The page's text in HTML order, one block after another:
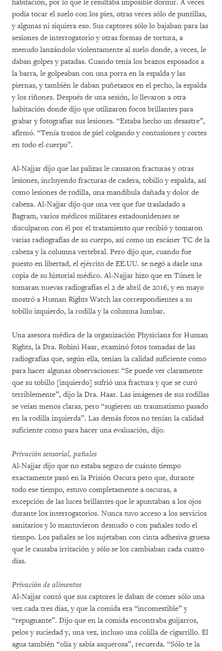
habitación, por lo que le resultaba imposible dormir. A veces
podía tocar el suelo con los pies, otras veces sólo de puntillas,
y algunas ni siquiera eso. Sus captores sólo lo bajaban para las
sesiones de interrogatorio y otras formas de tortura, a
menudo lanzándolo violentamente al suelo donde, a veces, le
daban golpes y patadas. Cuando tenía los brazos esposados a
la barra, le golpeaban con una porra en la espalda y las
piernas, y también le daban puñetazos en el pecho, la espalda
y los riñones. Después de una sesión, lo llevaron a otra
habitación donde dijo que utilizaron focos brillantes para
grabar y fotografiar sus lesiones. “Estaba hecho un desastre”,
afirmó. “Tenía trozos de piel colgando y contusiones y cortes
en todo el cuerpo”.
Al-Najjar dijo que las palizas le causaron fracturas y otras
lesiones, incluyendo fracturas de cadera, tobillo y espalda, así
como lesiones de rodilla, una mandíbula dañada y dolor de
cabeza. Al-Najjar dijo que una vez que fue trasladado a
Bagram, varios médicos militares estadounidenses se
disculparon con él por el tratamiento que recibió y tomaron
varias radiografías de su cuerpo, así como un escáner TC de la
cabeza y la columna vertebral. Pero dijo que, cuando fue
puesto en libertad, el ejército de EE.UU. se negó a darle una
copia de su historial médico. Al-Najjar hizo que en Túnez le
tomaran nuevas radiografías el 2 de abril de 2016, y en mayo
mostró a Human Rights Watch las correspondientes a su
tobillo izquierdo, la rodilla y la columna lumbar.
Una asesora médica de la organización Physicians for Human
Rights, la Dra. Rohini Haar, examinó fotos tomadas de las
radiografías que, según ella, tenían la calidad suficiente como
para hacer algunas observaciones: “Se puede ver claramente
que su tobillo [izquierdo] sufrió una fractura y que se curó
terriblemente”, dijo la Dra. Haar. Las imágenes de sus rodillas
se veían menos claras, pero “sugieren un traumatismo pasado
en la rodilla izquierda”. Las demás fotos no tenían la calidad
suficiente como para hacer una evaluación, dijo.
Privación sensorial, pañales
Al-Najjar dijo que no estaba seguro de cuánto tiempo
exactamente pasó en la Prisión Oscura pero que, durante
todo ese tiempo, estuvo completamente a oscuras, a
excepción de las luces brillantes que le apuntaban a los ojos
durante los interrogatorios. Nunca tuvo acceso a los servicios
sanitarios y lo mantuvieron desnudo o con pañales todo el
tiempo. Los pañales se los sujetaban con cinta adhesiva gruesa
que le causaba irritación y sólo se los cambiaban cada cuatro
días.
Privación de alimentos
Al-Najjar contó que sus captores le daban de comer sólo una
vez cada tres días, y que la comida era “incomestible” y
“repugnante”. Dijo que en la comida encontraba guijarros,
pelos y suciedad y, una vez, incluso una colilla de cigarrillo. El
agua también “olía y sabía asquerosa”, recuerda. “Sólo te la